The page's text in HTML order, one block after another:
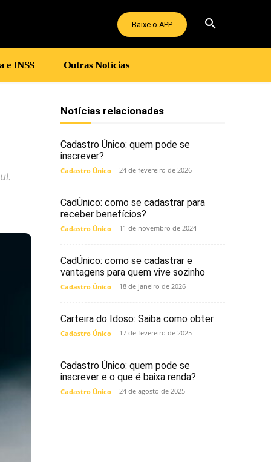
Baixe o APP
e INSS Outras Notícias
Notícias relacionadas
Cadastro Único: quem pode se
inscrever?
Cadastro Único 24 de fevereiro de 2026
CadÚnico: como se cadastrar para
receber benefícios?
Cadastro Único 11 de novembro de 2024
CadÚnico: como se cadastrar e
vantagens para quem vive sozinho
Cadastro Único 18 de janeiro de 2026
Carteira do Idoso: Saiba como obter
Cadastro Único 17 de fevereiro de 2025
Cadastro Único: quem pode se
inscrever e o que é baixa renda?
Cadastro Único 24 de agosto de 2025